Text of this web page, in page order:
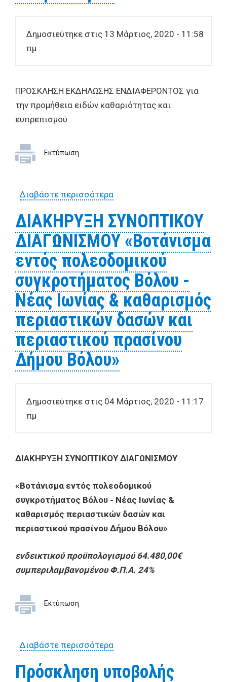
Δημοσιεύτηκε στις 13 Μάρτιος, 2020 - 11:58
πμ
ΠΡΟΣΚΛΗΣΗ ΕΚΔΗΛΩΣΗΣ ΕΝΔΙΑΦΕΡΟΝΤΟΣ για
την προμήθεια ειδών καθαριότητας και
ευπρεπισμού
Εκτύπωση
Διαβάστε περισσότεραγια ΠΡΟΣΚΛΗΣΗ ΕΚΔΗΛΩΣΗΣ
προμήθεια ειδών
καθαριότητας και
ευπρεπισμού
ΔΙΑΚΗΡΥΞΗ ΣΥΝΟΠΤΙΚΟΥ
ΔΙΑΓΩΝΙΣΜΟΥ «Βοτάνισμα
εντός πολεοδομικού
συγκροτήματος Βόλου -
Νέας Ιωνίας & καθαρισμός
περιαστικών δασών και
περιαστικού πρασίνου
Δήμου Βόλου»
Δημοσιεύτηκε στις 04 Μάρτιος, 2020 - 11:17
πμ
ΔΙΑΚΗΡΥΞΗ ΣΥΝΟΠΤΙΚΟΥ ΔΙΑΓΩΝΙΣΜΟΥ
«Βοτάνισμα εντός πολεοδομικού
συγκροτήματος Βόλου - Νέας Ιωνίας &
καθαρισμός περιαστικών δασών και
περιαστικού πρασίνου Δήμου Βόλου»
ενδεικτικού προϋπολογισμού 64.480,00€
συμπεριλαμβανομένου Φ.Π.Α. 24%
Εκτύπωση
Διαβάστε περισσότεραγια ΔΙΑΚΗΡΥΞΗ ΣΥΝΟΠΤΙΚΟΥ
εντός πολεοδομικού
Πρόσκληση υποβολής